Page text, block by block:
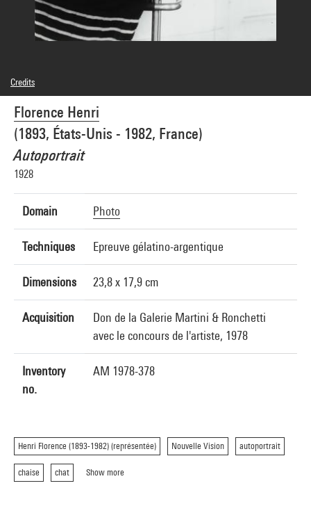
Florence Henri
(1893, États-Unis - 1982, France)
Autoportrait
1928
Domain Photo
Techniques Epreuve gélatino-argentique
Dimensions 23,8 x 17,9 cm
Acquisition
Don de la Galerie Martini & Ronchetti
avec le concours de l'artiste, 1978
Inventory
no.
AM 1978-378
Henri Florence (1893-1982) (représentée) Nouvelle Vision autoportrait
chaise chat Show more
Credits
© Archive Florence Henri / Galleria Martini & Ronchetti, Gênes
Photo credits : Centre Pompidou, MNAM-CCI/Guy Carrard/Dist. GrandPalaisRmn
Image reference : 4N51871
Image presentation :GrandPalaisRmnPhoto